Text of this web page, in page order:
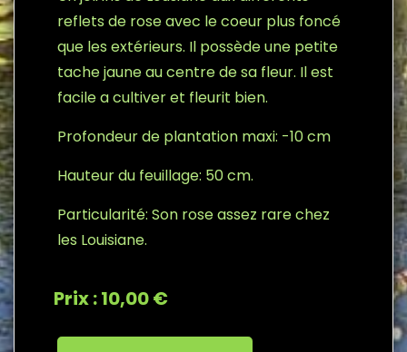
reflets de rose avec le coeur plus foncé
que les extérieurs. Il possède une petite
tache jaune au centre de sa fleur. Il est
facile a cultiver et fleurit bien.
Profondeur de plantation maxi: -10 cm
Hauteur du feuillage: 50 cm.
Particularité: Son rose assez rare chez
les Louisiane.
Prix : 10,00 €